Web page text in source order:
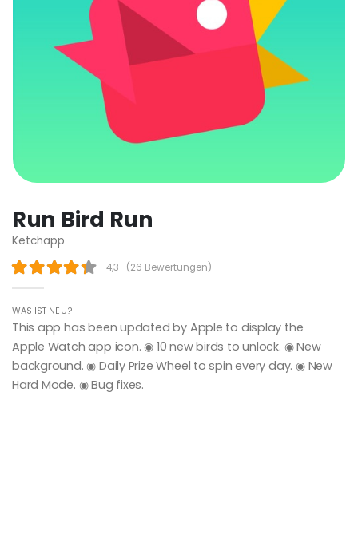
Run Bird Run
Ketchapp
4,3 (26 Bewertungen)
WAS IST NEU?
This app has been updated by Apple to display the
Apple Watch app icon. ◉ 10 new birds to unlock. ◉ New
background. ◉ Daily Prize Wheel to spin every day. ◉ New
Hard Mode. ◉ Bug fixes.